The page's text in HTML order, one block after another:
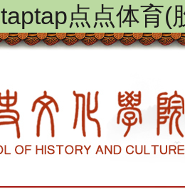
taptap点点体育(